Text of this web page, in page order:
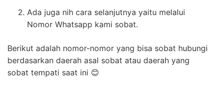
Ada juga nih cara selanjutnya yaitu melalui
Nomor Whatsapp kami sobat.
Berikut adalah nomor-nomor yang bisa sobat hubungi
berdasarkan daerah asal sobat atau daerah yang
sobat tempati saat ini 😊